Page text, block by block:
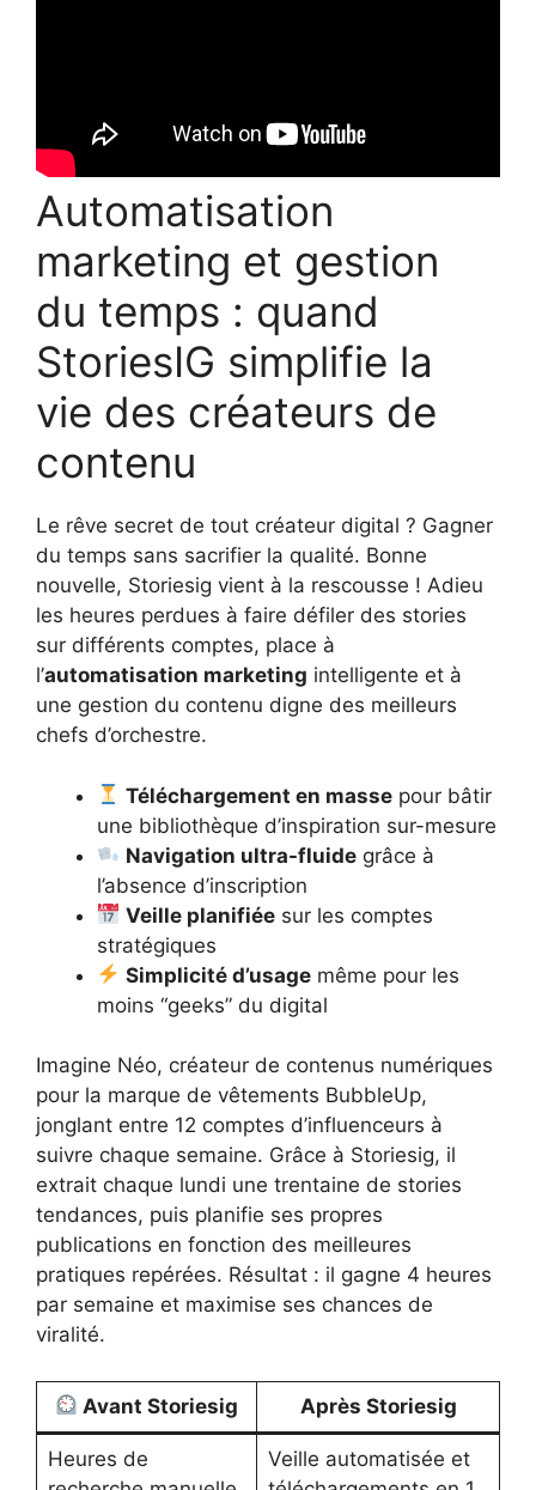
Automatisation
marketing et gestion
du temps : quand
StoriesIG simplifie la
vie des créateurs de
contenu
Le rêve secret de tout créateur digital ? Gagner
du temps sans sacrifier la qualité. Bonne
nouvelle, Storiesig vient à la rescousse ! Adieu
les heures perdues à faire défiler des stories
sur différents comptes, place à
l’automatisation marketing intelligente et à
une gestion du contenu digne des meilleurs
chefs d’orchestre.
Téléchargement en masse pour bâtir
une bibliothèque d’inspiration sur-mesure
Navigation ultra-fluide grâce à
l’absence d’inscription
Veille planifiée sur les comptes
stratégiques
Simplicité d’usage même pour les
moins “geeks” du digital
Imagine Néo, créateur de contenus numériques
pour la marque de vêtements BubbleUp,
jonglant entre 12 comptes d’influenceurs à
suivre chaque semaine. Grâce à Storiesig, il
extrait chaque lundi une trentaine de stories
tendances, puis planifie ses propres
publications en fonction des meilleures
pratiques repérées. Résultat : il gagne 4 heures
par semaine et maximise ses chances de
viralité.
Avant Storiesig Après Storiesig
Heures de
Veille automatisée et